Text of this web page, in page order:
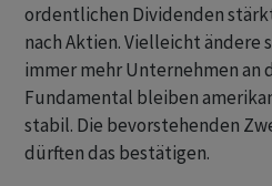
ordentlichen Dividenden
nach Aktien. Vielleicht ändere
immer mehr Unternehmen an
Fundamental bleiben
stabil. Die bevorstehenden
dürften das bestätigen.